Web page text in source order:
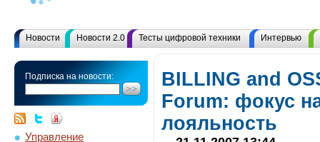
Новости Новости 2.0 Тесты цифровой техники Интервью
Подписка на новости:
Управление
BILLING and
Forum: фокус
лояльность